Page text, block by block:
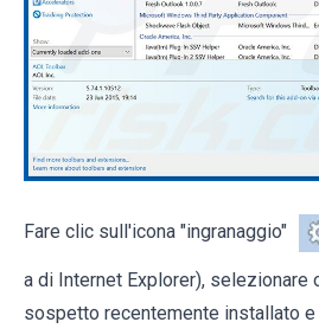
Fare clic sull'icona "ingranaggio"
a di Internet Explorer), selezionare
sospetto recentemente installato e